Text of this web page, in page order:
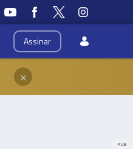
Assinar
×
PUB